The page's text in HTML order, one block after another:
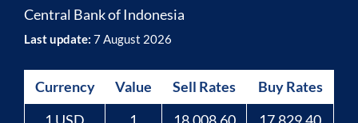
Central Bank of Indonesia
Last update: 7 August 2026
Currency Value Sell Rates
Buy Rates